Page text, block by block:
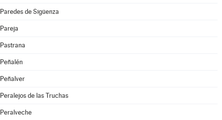
Paredes de Sigüenza
Pareja
Pastrana
Peñalén
Peñalver
Peralejos de las Truchas
Peralveche